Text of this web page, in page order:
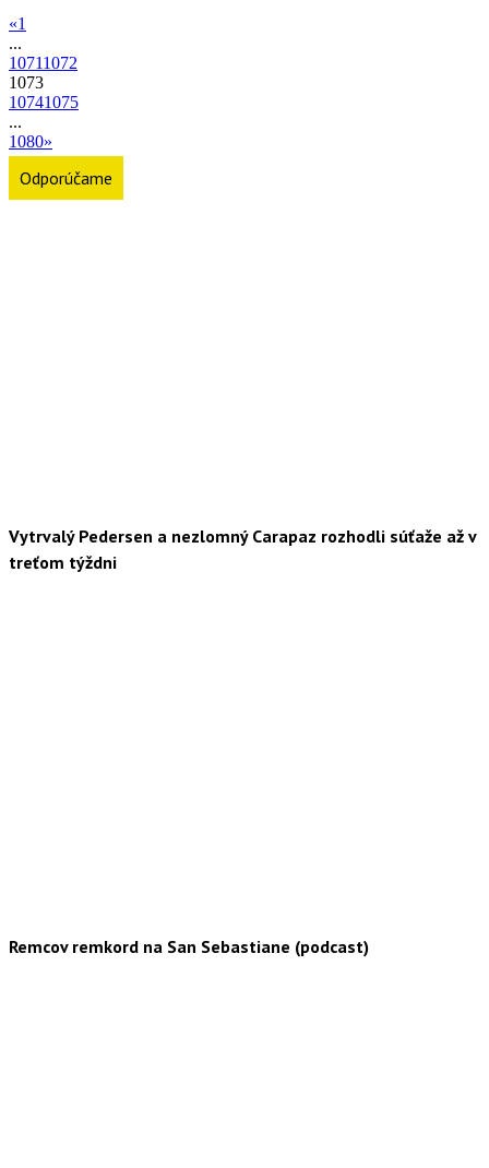
«1
...
10711072
1073
10741075
...
1080»
Odporúčame
Vytrvalý Pedersen a nezlomný Carapaz rozhodli súťaže až v
treťom týždni
Remcov remkord na San Sebastiane (podcast)